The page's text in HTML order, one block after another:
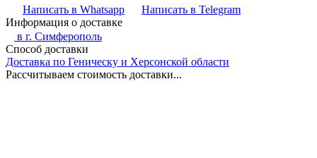
Написать в Whatsapp
Написать в Telegram
Информация о доставке
в г. Симферополь
Способ доставки
Доставка по Геническу и Херсонской области
Рассчитываем стоимость доставки...